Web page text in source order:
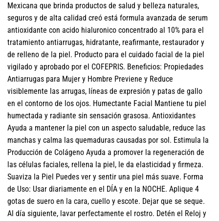
Mexicana que brinda productos de salud y belleza naturales,
seguros y de alta calidad creó está formula avanzada de serum
antioxidante con acido hialuronico concentrado al 10% para el
tratamiento antiarrugas, hidratante, reafirmante, restaurador y
de relleno de la piel. Producto para el cuidado facial de la piel
vigilado y aprobado por el COFEPRIS. Beneficios: Propiedades
Antiarrugas para Mujer y Hombre Previene y Reduce
visiblemente las arrugas, líneas de expresión y patas de gallo
en el contorno de los ojos. Humectante Facial Mantiene tu piel
humectada y radiante sin sensación grasosa. Antioxidantes
Ayuda a mantener la piel con un aspecto saludable, reduce las
manchas y calma las quemaduras causadas por sol. Estimula la
Producción de Colágeno Ayuda a promover la regeneración de
las células faciales, rellena la piel, le da elasticidad y firmeza.
Suaviza la Piel Puedes ver y sentir una piel más suave. Forma
de Uso: Usar diariamente en el DÍA y en la NOCHE. Aplique 4
gotas de suero en la cara, cuello y escote. Dejar que se seque.
Al día siguiente, lavar perfectamente el rostro. Detén el Reloj y